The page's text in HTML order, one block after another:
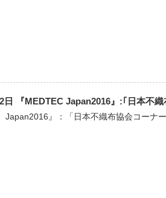
日 『MEDTEC Japan2016』:｢日本不
Japan2016』：「日本不織布協会コーナ